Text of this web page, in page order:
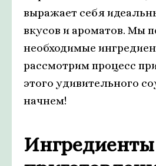
выражает себя
вкусов и ароматов. Мы
необходимые
рассмотрим процесс
этого удивительного
начнем!